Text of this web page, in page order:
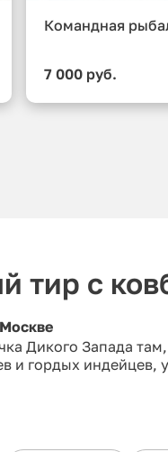
Командная
7 000 руб.
тир с
Дикого Запада
и гордых индейцев,